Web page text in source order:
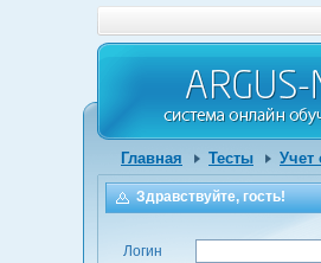
Главная Тесты Учет
Здравствуйте, гость!
Логин